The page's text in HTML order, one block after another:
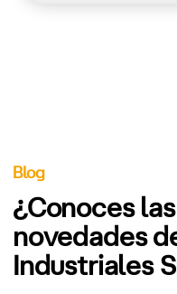
Blog
¿Conoces
novedades
Industriales